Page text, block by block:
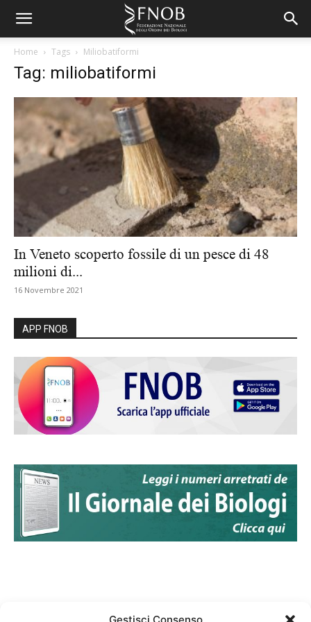
Home Tags Miliobatiformi
Tag: miliobatiformi
In Veneto scoperto fossile di un pesce di 48
milioni di...
16 Novembre 2021
APP FNOB